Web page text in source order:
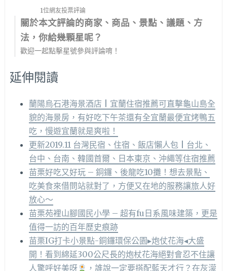
1位網友投票評論
關於本文評論的商家、商品、景點、議題、方
法，你給幾顆星呢？
歡迎一起點擊星號參與評論唷！
延伸閱讀
蘭陽烏石港海景酒店 | 宜蘭住宿推薦可直擊龜山島全
貌的海景房，有好吃下午茶還有全宜蘭最便宜烤鴨五
吃，慢遊宜蘭就是爽啦！
更新2019.11 台灣民宿、住宿、飯店懶人包 | 台北、
台中、台南、韓國首爾、日本東京、沖繩等住宿推薦
苗栗好吃又好玩 – 銅鑼、後龍吃10攤！想去景點、
吃美食來借問站就對了，方便又在地的服務讓旅人好
放心～
苗栗苑裡山腳國民小學 – 超有fu日系風味建築，更是
值得一訪的百年歷史痕跡
苗栗IG打卡小景點-銅鑼環保公園▸炮仗花海◂大盛
開！看到綿延300公尺長的炮杖花海絕對會忍不住讓
人驚呼好美呀
，誰說一定要搭配藍天才行？在灰濛